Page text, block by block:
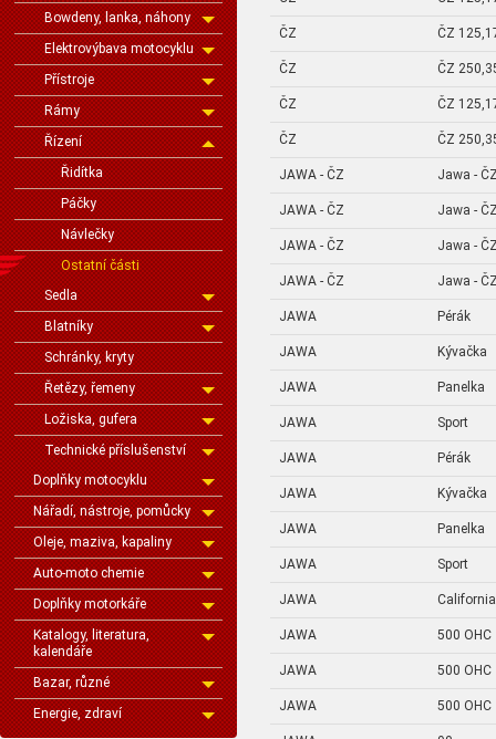
Bowdeny, lanka, náhony
Elektrovýbava motocyklu
Přístroje
Rámy
Řízení
Řidítka
Páčky
Návlečky
Ostatní části
Sedla
Blatníky
Schránky, kryty
Řetězy, řemeny
Ložiska, gufera
Technické příslušenství
Doplňky motocyklu
Nářadí, nástroje, pomůcky
Oleje, maziva, kapaliny
Auto-moto chemie
Doplňky motorkáře
Katalogy, literatura,
kalendáře
Bazar, různé
Energie, zdraví
ČZ ČZ
ČZ ČZ
ČZ ČZ
ČZ ČZ
JAWA - ČZ Jawa -
JAWA - ČZ Jawa -
JAWA - ČZ Jawa -
JAWA - ČZ Jawa -
JAWA Pérák
JAWA Kývačka
JAWA Panelka
JAWA Sport
JAWA Pérák
JAWA Kývačka
JAWA Panelka
JAWA Sport
JAWA
JAWA 500 OHC
JAWA 500 OHC
JAWA 500 OHC